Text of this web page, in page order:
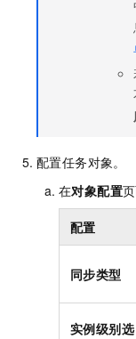
配置任务对象。
在对象配置
配置
同步类型
实例级别选